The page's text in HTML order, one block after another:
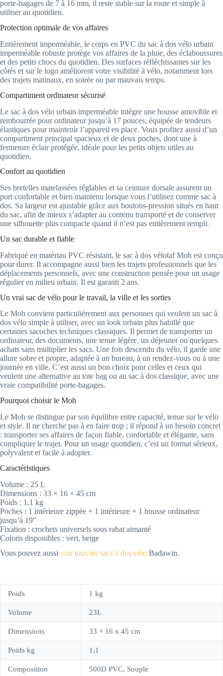
porte-bagages de 7 à 16 mm, il reste stable sur la route et simple à
utiliser au quotidien.
Protection optimale de vos affaires
Entièrement imperméable, le corps en PVC du sac à dos vélo urbain
imperméable robuste protège vos affaires de la pluie, des éclaboussures
et des petits chocs du quotidien. Des surfaces réfléchissantes sur les
côtés et sur le logo améliorent votre visibilité à vélo, notamment lors
des trajets matinaux, en soirée ou par mauvais temps.
Compartiment ordinateur sécurisé
Le sac à dos vélo urbain imperméable intègre une housse amovible et
rembourrée pour ordinateur jusqu’à 17 pouces, équipée de tendeurs
élastiques pour maintenir l’appareil en place. Vous profitez aussi d’un
compartiment principal spacieux et de deux poches, dont une à
fermeture éclair protégée, idéale pour les petits objets utiles au
quotidien.
Confort au quotidien
Ses bretelles matelassées réglables et sa ceinture dorsale assurent un
port confortable et bien maintenu lorsque vous l’utilisez comme sac à
dos. Sa largeur est ajustable grâce aux boutons-pression situés en haut
du sac, afin de mieux s’adapter au contenu transporté et de conserver
une silhouette plus compacte quand il n’est pas entièrement rempli.
Un sac durable et fiable
Fabriqué en matériau PVC résistant, le sac à dos vélotaf Moh est conçu
pour durer. Il accompagne aussi bien les trajets professionnels que les
déplacements personnels, avec une construction pensée pour un usage
régulier en milieu urbain. Il est garanti 2 ans.
Un vrai sac de vélo pour le travail, la ville et les sorties
Le Moh convient particulièrement aux personnes qui veulent un sac à
dos vélo simple à utiliser, avec un look urbain plus habillé que
certaines sacoches techniques classiques. Il permet de transporter un
ordinateur, des documents, une tenue légère, un déjeuner ou quelques
achats sans multiplier les sacs. Une fois descendu du vélo, il garde une
allure sobre et propre, adaptée à un bureau, à un rendez-vous ou à une
journée en ville. C’est aussi un bon choix pour celles et ceux qui
veulent une alternative au tote bag ou au sac à dos classique, avec une
vraie compatibilité porte-bagages.
Pourquoi choisir le Moh
Le Moh se distingue par son équilibre entre capacité, tenue sur le vélo
et style. Il ne cherche pas à en faire trop ; il répond à un besoin concret
: transporter ses affaires de façon fiable, confortable et élégante, sans
compliquer le trajet. Pour un usage quotidien, c’est un format sérieux,
polyvalent et facile à adopter.
Caractéristiques
Volume : 25 L
Dimensions : 33 × 16 × 45 cm
Poids : 1,1 kg
Poches : 1 intérieure zippée + 1 intérieure + 1 housse ordinateur
jusqu’à 19″
Fixation : crochets universels sous rabat aimanté
Coloris disponibles : vert, beige
Vous pouvez aussi voir tous les sacs à dos vélo Badawin.
Poids 1 kg
Volume 23L
Dimensions 33 × 16 x 45 cm
Poids kg 1,1
Composition 500D PVC, Souple